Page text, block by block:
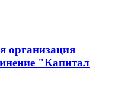
организация
"Капитал